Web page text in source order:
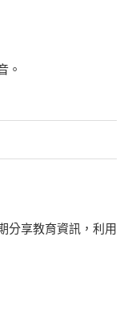
。
分享教育資訊，利用